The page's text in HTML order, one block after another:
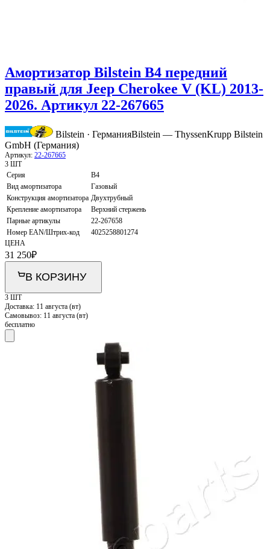
Амортизатор Bilstein B4 передний
правый для Jeep Cherokee V (KL) 2013-
2026. Артикул 22-267665
Bilstein · ГерманияBilstein — ThyssenKrupp Bilstein
GmbH (Германия)
Артикул: 22-267665
3 ШТ
Серия
B4
Вид амортизатора
Газовый
Конструкция амортизатора Двухтрубный
Крепление амортизатора
Верхний стержень
Парные артикулы
22-267658
Номер EAN/Штрих-код
4025258801274
ЦЕНА
31 250₽
В КОРЗИНУ
3 ШТ
Доставка: 11 августа (вт)
Самовывоз: 11 августа (вт)
бесплатно